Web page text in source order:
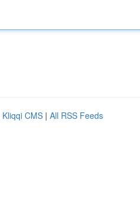
Kliqqi CMS | All RSS Feeds